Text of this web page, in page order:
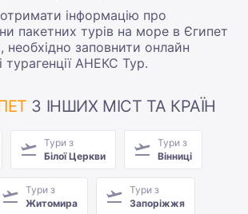
інформацію про
пакетних турів на море в Єгипет
заповнити онлайн
турагенції АНЕКС Тур.
З ІНШИХ МІСТ ТА КРАЇН
Тури з
Білої Церкви
Тури з
Вінниці
Тури з
Житомира
Тури з
Запоріжжя